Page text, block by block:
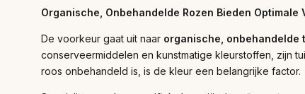
Organische, Onbehandelde Rozen Bieden Optimale
De voorkeur gaat uit naar organische, onbehandelde
conserveermiddelen en kunstmatige kleurstoffen, zijn
roos onbehandeld is, is de kleur een belangrijke factor.